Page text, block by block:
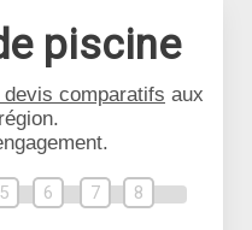
piscine
devis comparatifs aux
5 6 7 8